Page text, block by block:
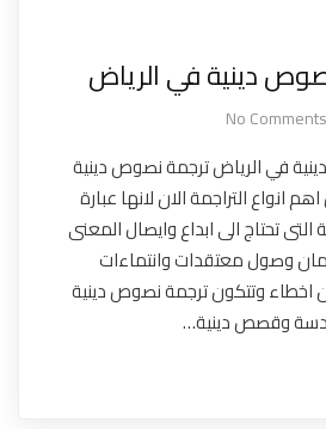
دينية في الرياض
No Comments
في الرياض ترجمة نصوص دينية
انواع التراجمة الان لانها عبارة
تحتاج الى ابداع وايصال المعنى
وصول معتقدات وانتماءات
وتتكون ترجمة نصوص دينية
وقصص دينية…